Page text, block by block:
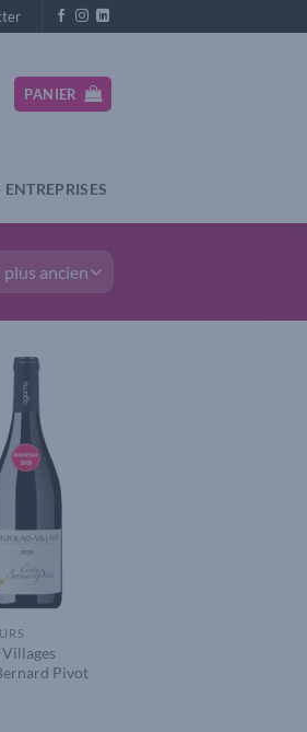
PANIER
ENTREPRISES
Pivot